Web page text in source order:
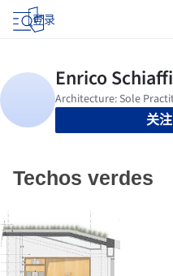
登录
关注
Techos verdes